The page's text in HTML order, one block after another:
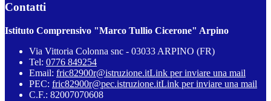
Contatti
Istituto Comprensivo "Marco Tullio Cicerone" Arpino
Via Vittoria Colonna snc - 03033 ARPINO (FR)
Tel: 0776 849254
Email: fric82900r@istruzione.itLink per inviare una mail
PEC: fric82900r@pec.istruzione.itLink per inviare una mail
C.F.: 82007070608